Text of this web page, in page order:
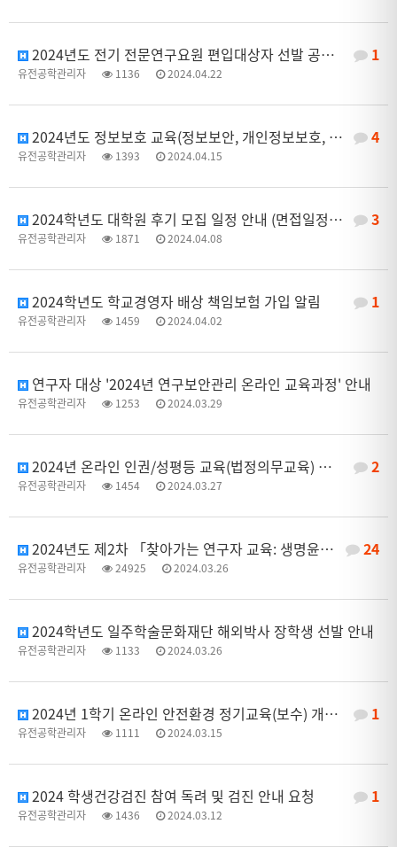
1
2024년도 전기 전문연구요원 편입대상자 선발 공고 안내
유전공학관리자 1136 2024.04.22
4
2024년도 정보보호 교육(정보보안, 개인정보보호, 연구자 보안) 이수 안내
유전공학관리자 1393 2024.04.15
3
2024학년도 대학원 후기 모집 일정 안내 (면접일정 포함)
유전공학관리자 1871 2024.04.08
1
2024학년도 학교경영자 배상 책임보험 가입 알림
유전공학관리자 1459 2024.04.02
연구자 대상 '2024년 연구보안관리 온라인 교육과정' 안내
유전공학관리자 1253 2024.03.29
2
2024년 온라인 인권/성평등 교육(법정의무교육) 이수 협조 요청
유전공학관리자 1454 2024.03.27
24
2024년도 제2차 「찾아가는 연구자 교육: 생명윤리법 및 IRB 심의의뢰서 작성법」 교육 안내
유전공학관리자 24925 2024.03.26
2024학년도 일주학술문화재단 해외박사 장학생 선발 안내
유전공학관리자 1133 2024.03.26
1
2024년 1학기 온라인 안전환경 정기교육(보수) 개설 안내
유전공학관리자 1111 2024.03.15
1
2024 학생건강검진 참여 독려 및 검진 안내 요청
유전공학관리자 1436 2024.03.12